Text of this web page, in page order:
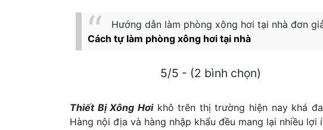
Hướng dẫn làm phòng xông hơi tại nhà đơn
Cách tự làm phòng xông hơi tại nhà
5/5 - (2 bình chọn)
Thiết Bị Xông Hơikhô trên thị trường hiện nay khá
Hàng nội địa và hàng nhập khẩu đều mang lại nhiều lợi